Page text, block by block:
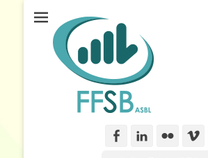
Fédération Francophone des Sourds de
FacebookLinkedln
Flickr